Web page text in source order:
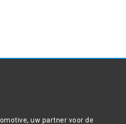
uw partner voor de